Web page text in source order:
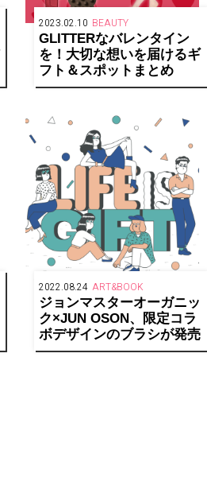
2023.02.10 BEAUTY
GLITTERなバレンタイン
を！大切な想いを届けるギ
フト＆スポットまとめ
2022.08.24 ART&BOOK
ジョンマスターオーガニッ
ク×JUN OSON、限定コラ
ボデザインのブラシが発売